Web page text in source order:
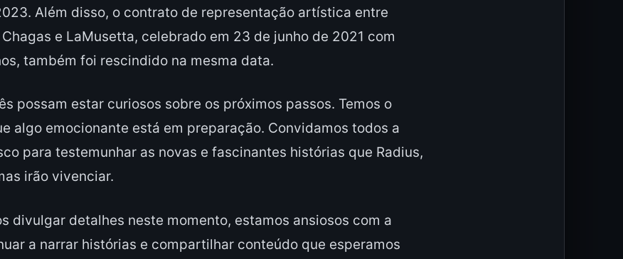
Além disso, o contrato de representação artística entre
e LaMusetta, celebrado em 23 de junho de 2021 com
também foi rescindido na mesma data.
possam estar curiosos sobre os próximos passos. Temos o
algo emocionante está em preparação. Convidamos todos a
para testemunhar as novas e fascinantes histórias que Radius,
irão vivenciar.
divulgar detalhes neste momento, estamos ansiosos com a
a narrar histórias e compartilhar conteúdo que esperamos